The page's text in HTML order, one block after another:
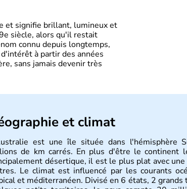
et signifie brillant, lumineux et
siècle, alors qu'il restait
connu depuis longtemps,
à partir des années
sans jamais devenir très
et climat
est une île située dans l'hémisphère
de km carrés. En plus d'être le continent
désertique, il est le plus plat avec
Le climat est influencé par les courants
et méditerranéen. Divisé en 6 états, 2